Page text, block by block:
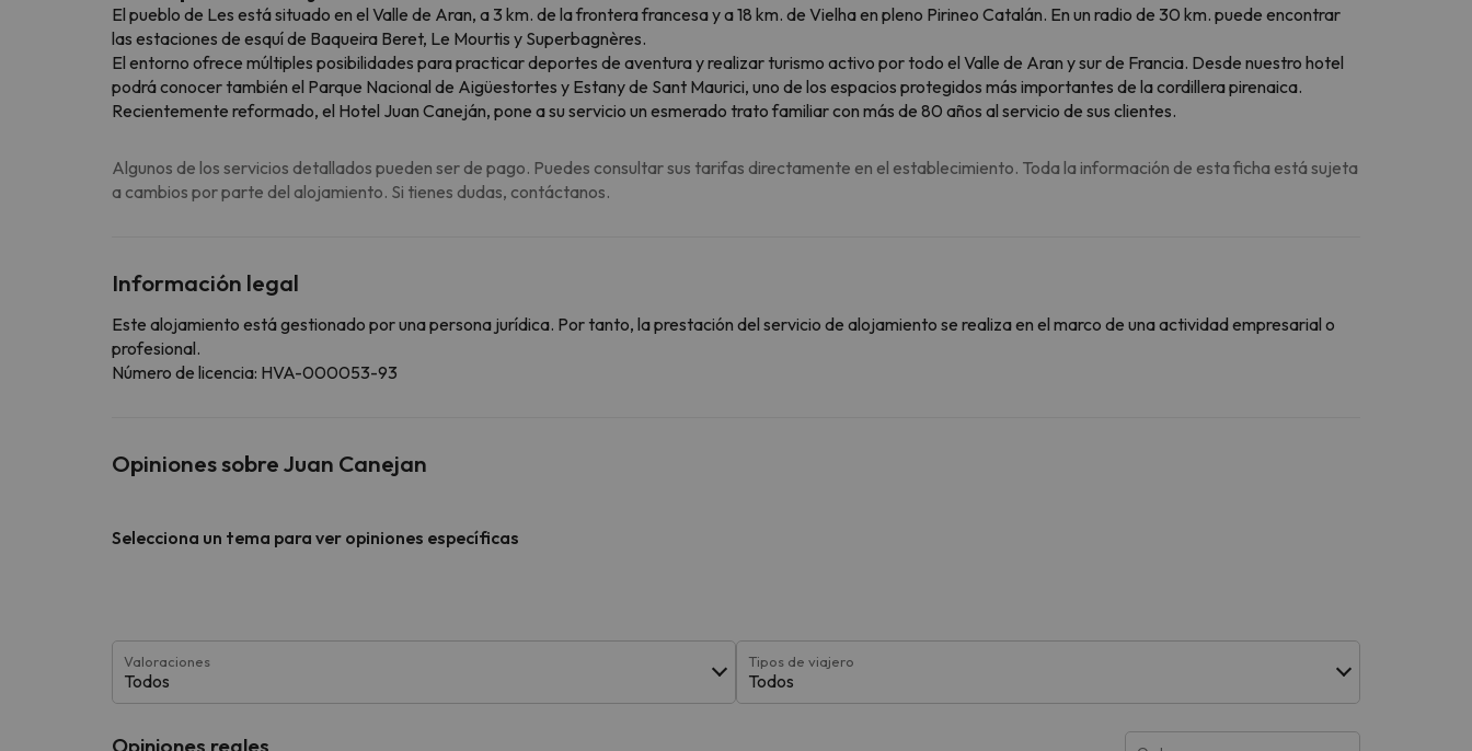
El pueblo de Les está situado en el Valle de Aran, a 3 km. de la frontera francesa y a 18 km. de Vielha en pleno Pirineo Catalán. En un radio de 30 km. puede encontrar
las estaciones de esquí de Baqueira Beret, Le Mourtis y Superbagnères.
El entorno ofrece múltiples posibilidades para practicar deportes de aventura y realizar turismo activo por todo el Valle de Aran y sur de Francia. Desde nuestro hotel
podrá conocer también el Parque Nacional de Aigüestortes y Estany de Sant Maurici, uno de los espacios protegidos más importantes de la cordillera pirenaica.
Recientemente reformado, el Hotel Juan Caneján, pone a su servicio un esmerado trato familiar con más de 80 años al servicio de sus clientes.
Algunos de los servicios detallados pueden ser de pago. Puedes consultar sus tarifas directamente en el establecimiento. Toda la información de esta ficha está sujeta
a cambios por parte del alojamiento. Si tienes dudas, contáctanos.
Información legal
Este alojamiento está gestionado por una persona jurídica. Por tanto, la prestación del servicio de alojamiento se realiza en el marco de una actividad empresarial o
profesional.
Número de licencia: HVA-000053-93
Opiniones sobre Juan Canejan
Selecciona un tema para ver opiniones específicas
Valoraciones
Todos
Tipos de viajero
Todos
Opiniones reales